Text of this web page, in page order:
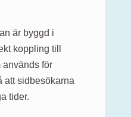
är byggd i
koppling till
används för
att sidbesökarna
tider.